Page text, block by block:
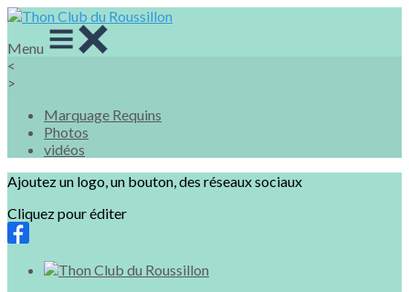
Menu
<
>
Marquage Requins
Photos
vidéos
Ajoutez un logo, un bouton, des réseaux sociaux
Cliquez pour éditer